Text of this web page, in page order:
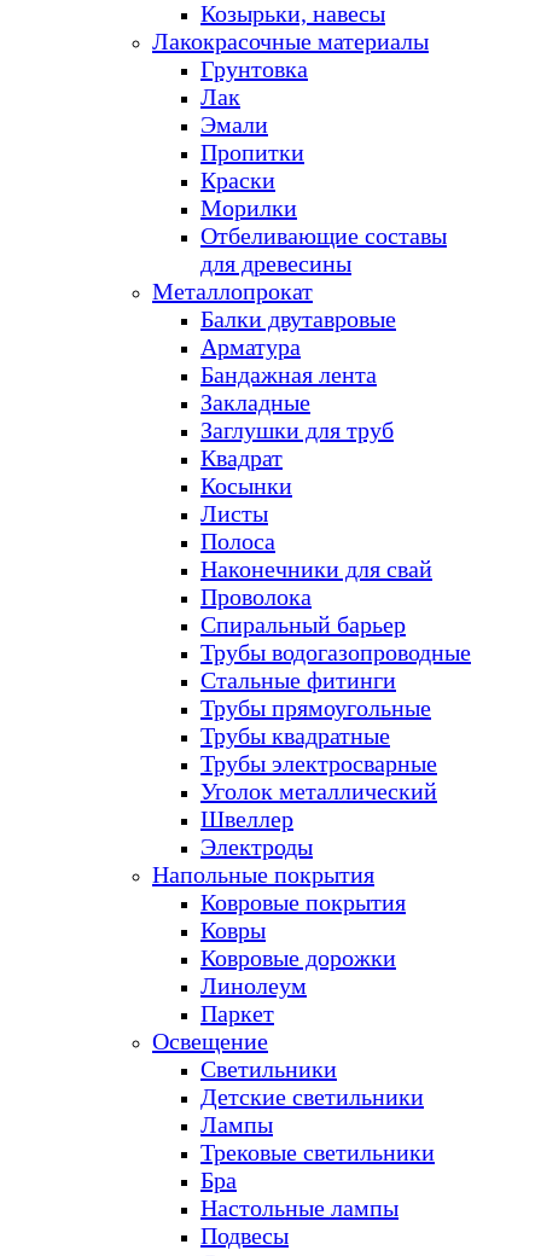
Козырьки, навесы
Лакокрасочные материалы
Грунтовка
Лак
Эмали
Пропитки
Краски
Морилки
Отбеливающие составы
для древесины
Металлопрокат
Балки двутавровые
Арматура
Бандажная лента
Закладные
Заглушки для труб
Квадрат
Косынки
Листы
Полоса
Наконечники для свай
Проволока
Спиральный барьер
Трубы водогазопроводные
Стальные фитинги
Трубы прямоугольные
Трубы квадратные
Трубы электросварные
Уголок металлический
Швеллер
Электроды
Напольные покрытия
Ковровые покрытия
Ковры
Ковровые дорожки
Линолеум
Паркет
Освещение
Светильники
Детские светильники
Лампы
Трековые светильники
Бра
Настольные лампы
Подвесы